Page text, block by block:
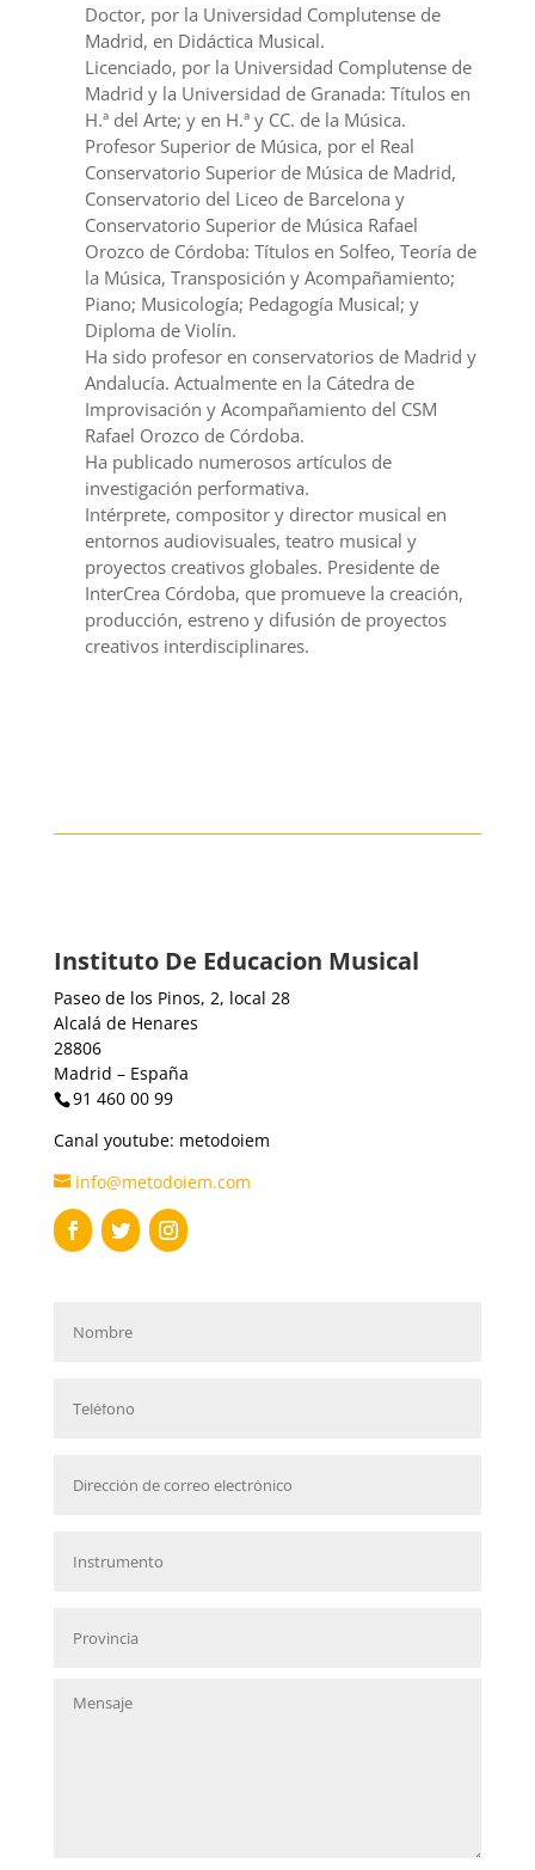
Doctor, por la Universidad Complutense de
Madrid, en Didáctica Musical.
Licenciado, por la Universidad Complutense de
Madrid y la Universidad de Granada: Títulos en
H.ª del Arte; y en H.ª y CC. de la Música.
Profesor Superior de Música, por el Real
Conservatorio Superior de Música de Madrid,
Conservatorio del Liceo de Barcelona y
Conservatorio Superior de Música Rafael
Orozco de Córdoba: Títulos en Solfeo, Teoría de
la Música, Transposición y Acompañamiento;
Piano; Musicología; Pedagogía Musical; y
Diploma de Violín.
Ha sido profesor en conservatorios de Madrid y
Andalucía. Actualmente en la Cátedra de
Improvisación y Acompañamiento del CSM
Rafael Orozco de Córdoba.
Ha publicado numerosos artículos de
investigación performativa.
Intérprete, compositor y director musical en
entornos audiovisuales, teatro musical y
proyectos creativos globales. Presidente de
InterCrea Córdoba, que promueve la creación,
producción, estreno y difusión de proyectos
creativos interdisciplinares.
Instituto De Educacion Musical
Paseo de los Pinos, 2, local 28
Alcalá de Henares
28806
Madrid – España
91 460 00 99
Canal youtube: metodoiem
info@metodoiem.com